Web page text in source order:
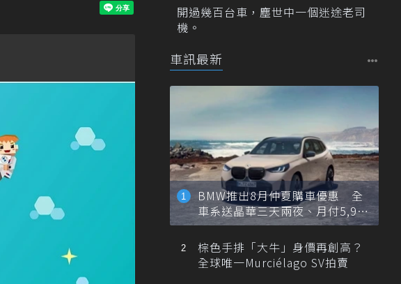
開過幾百台車，塵世中一個迷途老司
機。
車訊最新
BMW推出8月仲夏購車優惠 全
車系送晶華三天兩夜、月付5,900
元起
棕色手排「大牛」身價再創高？
全球唯一Murciélago SV拍賣